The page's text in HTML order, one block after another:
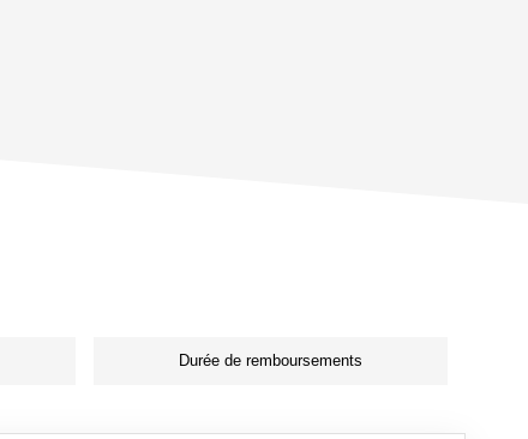
Durée de remboursements